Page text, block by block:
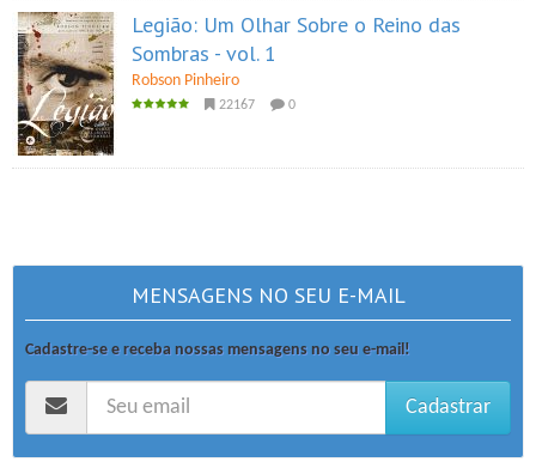
Legião: Um Olhar Sobre o Reino das
Sombras - vol. 1
Robson Pinheiro
22167 0
MENSAGENS NO SEU E-MAIL
Cadastre-se e receba nossas mensagens no seu e-mail!
Cadastrar